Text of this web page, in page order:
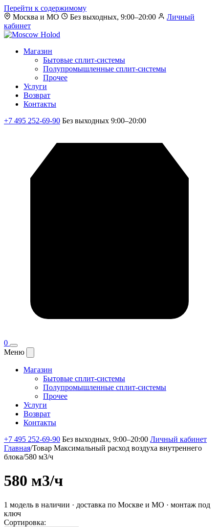
Перейти к содержимому
Москва и МО
Без выходных, 9:00–20:00
Личный
кабинет
Магазин
Бытовые сплит-системы
Полупромышленные сплит-системы
Прочее
Услуги
Возврат
Контакты
+7 495 252-69-90 Без выходных 9:00–20:00
0
Меню
Магазин
Бытовые сплит-системы
Полупромышленные сплит-системы
Прочее
Услуги
Возврат
Контакты
+7 495 252-69-90 Без выходных, 9:00–20:00 Личный кабинет
Главная/Товар Максимальный расход воздуха внутреннего
блока/580 м3/ч
580 м3/ч
1 модель в наличии · доставка по Москве и МО · монтаж под
ключ
Сортировка: